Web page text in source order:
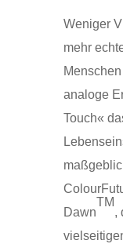
Weniger
mehr
analoge
Touch«
Dawn
TM
,